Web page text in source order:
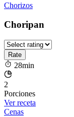
Chorizos
Choripan
28min
2
Porciones
Ver receta
Cenas